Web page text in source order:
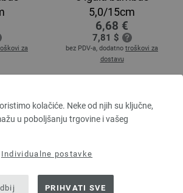
kolačiće. Neke od njih su ključne,
u poboljšanju trgovine i vašeg
Individualne postavke
PRIHVATI SVE
za
5,0/15cm
6,68 €
7,81 $
bez PDV-a, dodatno troškovi za
dostavu